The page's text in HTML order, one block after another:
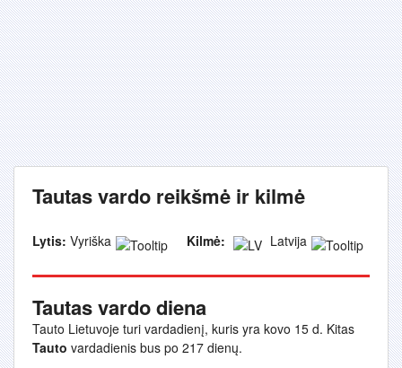
Tautas vardo reikšmė ir kilmė
Lytis: Vyriška Kilmė: Latvija
Tautas vardo diena
Tauto Lietuvoje turi vardadienį, kuris yra kovo 15 d. Kitas
Tauto vardadienis bus po 217 dienų.